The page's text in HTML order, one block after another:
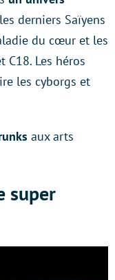
derniers Saïyens
du cœur et les
C18. Les héros
les cyborgs et
aux arts
super